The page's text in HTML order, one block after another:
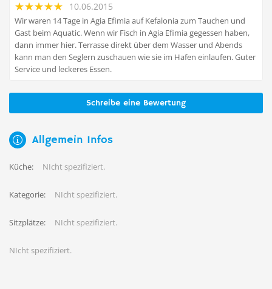
10.06.2015
Wir waren 14 Tage in Agia Efimia auf Kefalonia zum Tauchen und
Gast beim Aquatic. Wenn wir Fisch in Agia Efimia gegessen haben,
dann immer hier. Terrasse direkt über dem Wasser und Abends
kann man den Seglern zuschauen wie sie im Hafen einlaufen. Guter
Service und leckeres Essen.
Schreibe eine Bewertung
Allgemein Infos
Küche: NIcht spezifiziert.
Kategorie: NIcht spezifiziert.
Sitzplätze: NIcht spezifiziert.
NIcht spezifiziert.